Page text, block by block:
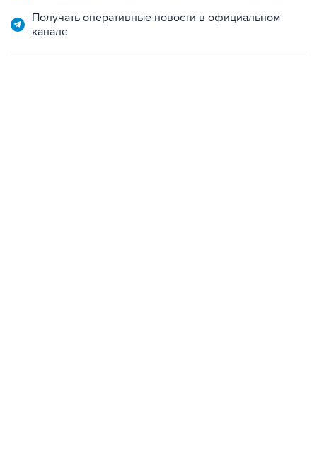
Получать оперативные новости в официальном
канале